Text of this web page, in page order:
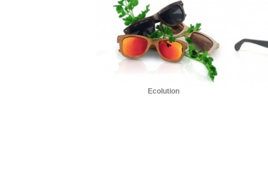
Ecolution